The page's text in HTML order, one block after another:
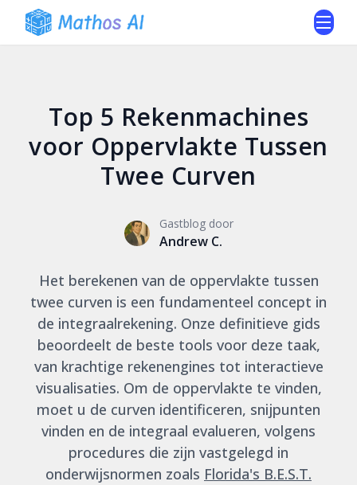
Top 5 Rekenmachines
voor Oppervlakte Tussen
Twee Curven
Gastblog door
Andrew C.
Het berekenen van de oppervlakte tussen
twee curven is een fundamenteel concept in
de integraalrekening. Onze definitieve gids
beoordeelt de beste tools voor deze taak,
van krachtige rekenengines tot interactieve
visualisaties. Om de oppervlakte te vinden,
moet u de curven identificeren, snijpunten
vinden en de integraal evalueren, volgens
procedures die zijn vastgelegd in
onderwijsnormen zoals Florida's B.E.S.T.